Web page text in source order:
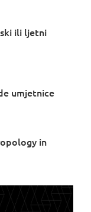
ili ljetni
umjetnice
in